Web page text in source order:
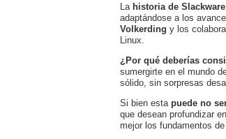
La historia de Slackware
adaptándose a los
Volkerding y los
Linux.
¿Por qué deberías
sumergirte en el mundo
sólido, sin sorpresas
Si bien esta puede no
que desean profundizar
mejor los fundamentos